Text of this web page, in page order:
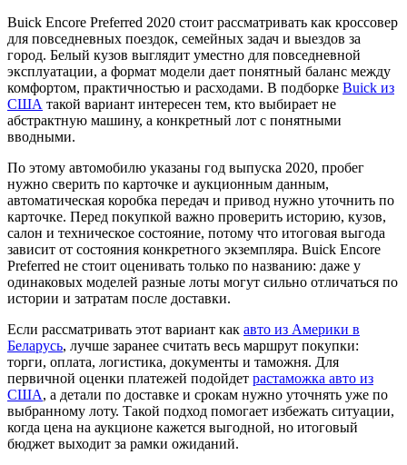
Buick Encore Preferred 2020 стоит рассматривать как кроссовер
для повседневных поездок, семейных задач и выездов за
город. Белый кузов выглядит уместно для повседневной
эксплуатации, а формат модели дает понятный баланс между
комфортом, практичностью и расходами. В подборке Buick из
США такой вариант интересен тем, кто выбирает не
абстрактную машину, а конкретный лот с понятными
вводными.
По этому автомобилю указаны год выпуска 2020, пробег
нужно сверить по карточке и аукционным данным,
автоматическая коробка передач и привод нужно уточнить по
карточке. Перед покупкой важно проверить историю, кузов,
салон и техническое состояние, потому что итоговая выгода
зависит от состояния конкретного экземпляра. Buick Encore
Preferred не стоит оценивать только по названию: даже у
одинаковых моделей разные лоты могут сильно отличаться по
истории и затратам после доставки.
Если рассматривать этот вариант как авто из Америки в
Беларусь, лучше заранее считать весь маршрут покупки:
торги, оплата, логистика, документы и таможня. Для
первичной оценки платежей подойдет растаможка авто из
США, а детали по доставке и срокам нужно уточнять уже по
выбранному лоту. Такой подход помогает избежать ситуации,
когда цена на аукционе кажется выгодной, но итоговый
бюджет выходит за рамки ожиданий.